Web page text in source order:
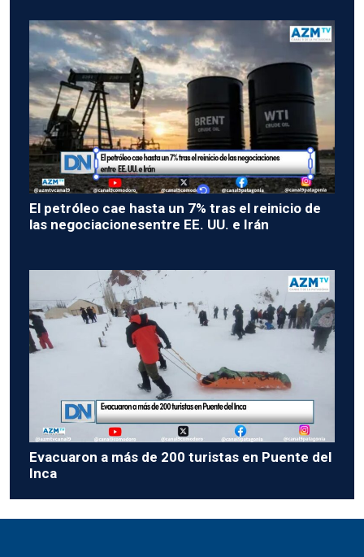
El petróleo cae hasta un 7% tras el reinicio de
las negociacionesentre EE. UU. e Irán
Evacuaron a más de 200 turistas en Puente del
Inca